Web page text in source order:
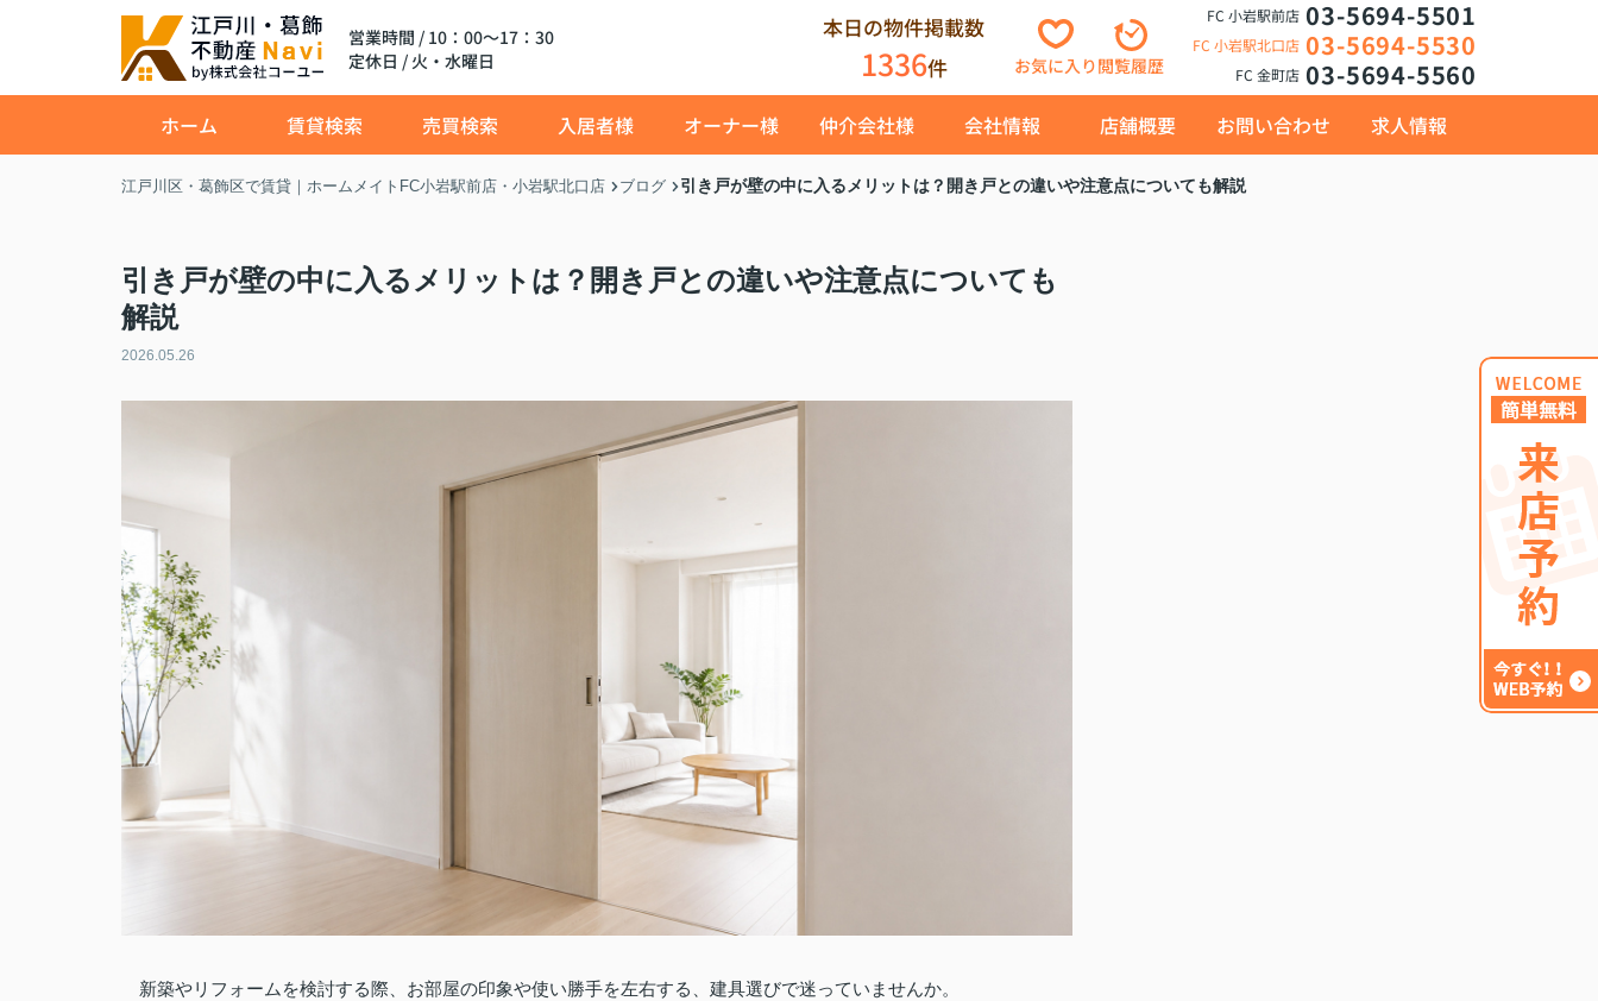
営業時間 / 10：00～17：30
定休日 / 火・水曜日
本日の物件掲載数
1336件 お気に入り閲覧履歴
FC 小岩駅前店 03-5694-5501
FC 小岩駅北口店 03-5694-5530
FC 金町店 03-5694-5560
ホーム 賃貸検索 売買検索 入居者様 オーナー様 仲介会社様 会社情報 店舗概要 お問い合わせ 求人情報
江戸川区・葛飾区で賃貸｜ホームメイトFC小岩駅前店・小岩駅北口店 ブログ 引き戸が壁の中に入るメリットは？開き戸との違いや注意点についても解説
引き戸が壁の中に入るメリットは？開き戸との違いや注意点についても
解説
2026.05.26
新築やリフォームを検討する際、お部屋の印象や使い勝手を左右する、建具選びで迷っていませんか。